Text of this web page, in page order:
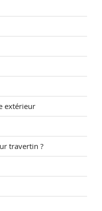
extérieur
travertin ?